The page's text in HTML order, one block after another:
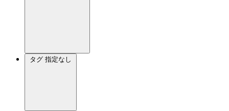
タグ 指定なし